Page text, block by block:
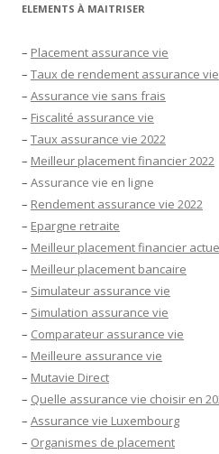
ELEMENTS À MAITRISER
– Placement assurance vie
– Taux de rendement assurance vie
– Assurance vie sans frais
– Fiscalité assurance vie
– Taux assurance vie 2022
– Meilleur placement financier 2022
– Assurance vie en ligne
– Rendement assurance vie 2022
– Epargne retraite
– Meilleur placement financier
– Meilleur placement bancaire
– Simulateur assurance vie
– Simulation assurance vie
– Comparateur assurance vie
– Meilleure assurance vie
– Mutavie Direct
– Quelle assurance vie choisir en
– Assurance vie Luxembourg
– Organismes de placement